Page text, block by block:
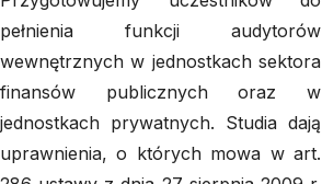
pełnienia funkcji audytorów
wewnętrznych w jednostkach sektora
finansów publicznych oraz w
jednostkach prywatnych. Studia dają
uprawnienia, o których mowa w art.